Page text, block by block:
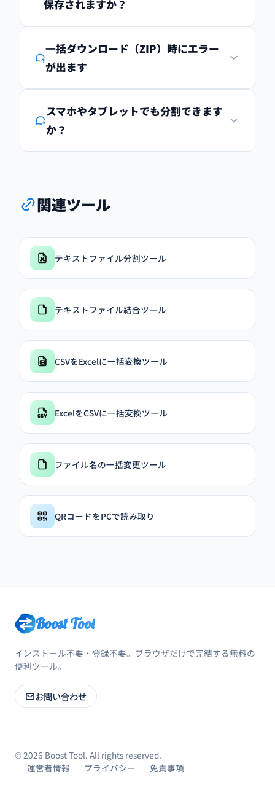
保存されますか？
一括ダウンロード（ZIP）時にエラー
が出ます
スマホやタブレットでも分割できます
か？
関連ツール
テキストファイル分割ツール
テキストファイル結合ツール
CSVをExcelに一括変換ツール
ExcelをCSVに一括変換ツール
ファイル名の一括変更ツール
QRコードをPCで読み取り
Boost Tool
インストール不要・登録不要。ブラウザだけで完結する無料の
便利ツール。
お問い合わせ
© 2026 Boost Tool. All rights reserved.
運営者情報
プライバシー 免責事項